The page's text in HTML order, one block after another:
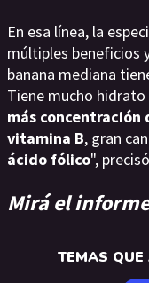
En esa línea, la
múltiples beneficios
banana mediana
Tiene mucho hidrato
más concentración
vitamina B, gran
ácido fólico",
Mirá el
TEMAS QUE